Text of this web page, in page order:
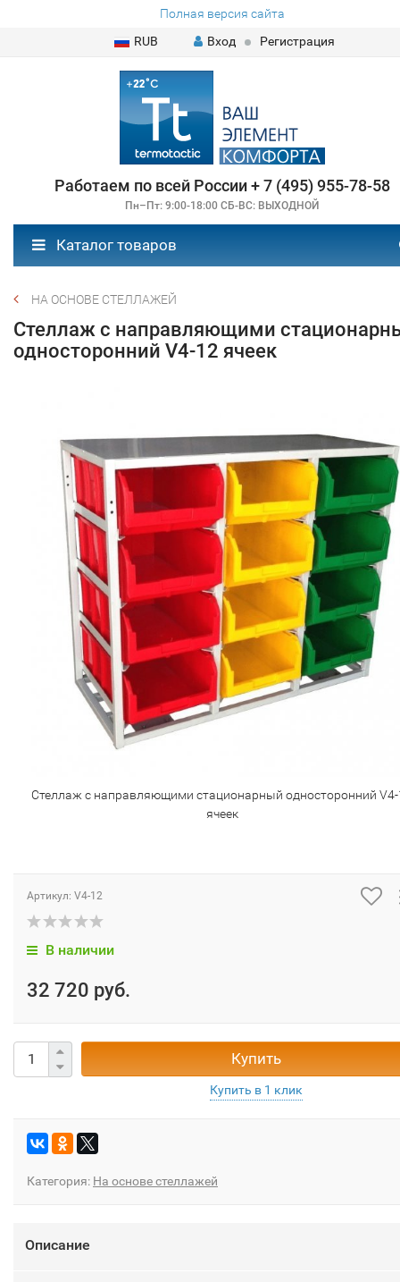
Полная версия сайта
RUB
Вход Регистрация
Работаем по всей России + 7 (495) 955-78-58
Пн–Пт: 9:00-18:00 СБ-ВС: ВЫХОДНОЙ
Каталог товаров
НА ОСНОВЕ СТЕЛЛАЖЕЙ
Стеллаж с направляющими
односторонний V4-12 ячеек
Стеллаж с направляющими стационарный односторонний
ячеек
Артикул: V4-12
В наличии
32 720 руб.
Купить
Категория: На основе стеллажей
Описание